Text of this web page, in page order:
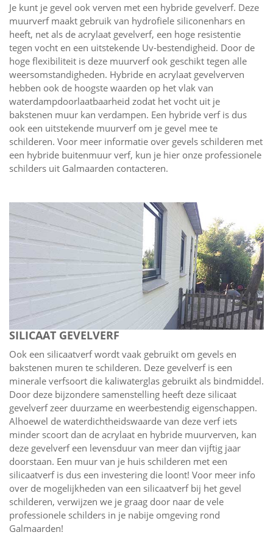
Je kunt je gevel ook verven met een hybride gevelverf. Deze
muurverf maakt gebruik van hydrofiele siliconenhars en
heeft, net als de acrylaat gevelverf, een hoge resistentie
tegen vocht en een uitstekende Uv-bestendigheid. Door de
hoge flexibiliteit is deze muurverf ook geschikt tegen alle
weersomstandigheden. Hybride en acrylaat gevelverven
hebben ook de hoogste waarden op het vlak van
waterdampdoorlaatbaarheid zodat het vocht uit je
bakstenen muur kan verdampen. Een hybride verf is dus
ook een uitstekende muurverf om je gevel mee te
schilderen. Voor meer informatie over gevels schilderen met
een hybride buitenmuur verf, kun je hier onze professionele
schilders uit Galmaarden contacteren.
SILICAAT GEVELVERF
Ook een silicaatverf wordt vaak gebruikt om gevels en
bakstenen muren te schilderen. Deze gevelverf is een
minerale verfsoort die kaliwaterglas gebruikt als bindmiddel.
Door deze bijzondere samenstelling heeft deze silicaat
gevelverf zeer duurzame en weerbestendig eigenschappen.
Alhoewel de waterdichtheidswaarde van deze verf iets
minder scoort dan de acrylaat en hybride muurverven, kan
deze gevelverf een levensduur van meer dan vijftig jaar
doorstaan. Een muur van je huis schilderen met een
silicaatverf is dus een investering die loont! Voor meer info
over de mogelijkheden van een silicaatverf bij het gevel
schilderen, verwijzen we je graag door naar de vele
professionele schilders in je nabije omgeving rond
Galmaarden!